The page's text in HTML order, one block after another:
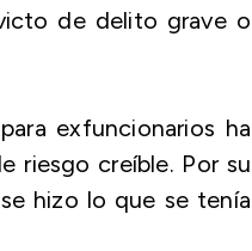
de delito grave o
exfuncionarios ha
riesgo creíble. Por su
hizo lo que se tenía